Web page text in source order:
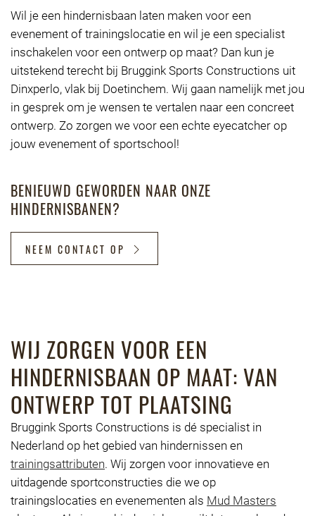
Wil je een hindernisbaan laten maken voor een
evenement of trainingslocatie en wil je een specialist
inschakelen voor een ontwerp op maat? Dan kun je
uitstekend terecht bij Bruggink Sports Constructions uit
Dinxperlo, vlak bij Doetinchem. Wij gaan namelijk met jou
in gesprek om je wensen te vertalen naar een concreet
ontwerp. Zo zorgen we voor een echte eyecatcher op
jouw evenement of sportschool!
BENIEUWD GEWORDEN NAAR ONZE
HINDERNISBANEN?
NEEM CONTACT OP
WIJ ZORGEN VOOR EEN
HINDERNISBAAN OP MAAT: VAN
ONTWERP TOT PLAATSING
Bruggink Sports Constructions is dé specialist in
Nederland op het gebied van hindernissen en
trainingsattributen. Wij zorgen voor innovatieve en
uitdagende sportconstructies die we op
trainingslocaties en evenementen als Mud Masters